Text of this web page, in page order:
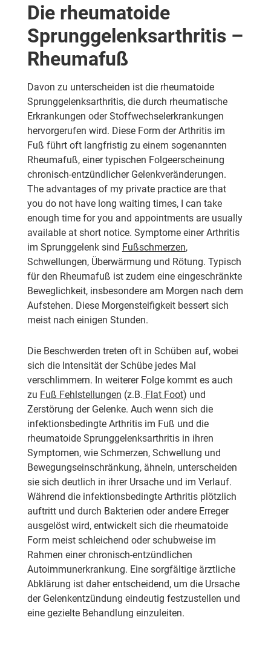
Die rheumatoide
Sprunggelenksarthritis –
Rheumafuß
Davon zu unterscheiden ist die rheumatoide
Sprunggelenksarthritis, die durch rheumatische
Erkrankungen oder Stoffwechselerkrankungen
hervorgerufen wird. Diese Form der Arthritis im
Fuß führt oft langfristig zu einem sogenannten
Rheumafuß, einer typischen Folgeerscheinung
chronisch-entzündlicher Gelenkveränderungen.
The advantagesof my private practice are that
you do nothave long waiting times, I can take
enough timefor you and appointments are usually
available at short notice. Symptomeeiner Arthritis
im Sprunggelenk sind Fußschmerzen,
Schwellungen, Überwärmung und Rötung. Typisch
für den Rheumafuß ist zudem eine eingeschränkte
Beweglichkeit, insbesondere am Morgen nach dem
Aufstehen. Diese Morgensteifigkeit bessert sich
meist nach einigen Stunden.
Die Beschwerden treten oft in Schüben auf, wobei
sich die Intensität der Schübe jedes Mal
verschlimmern. In weiterer Folge kommt es auch
zu Fuß Fehlstellungen (z.B. Flat Foot) und
Zerstörung der Gelenke. Auch wenn sich die
infektionsbedingte Arthritis im Fuß und die
rheumatoide Sprunggelenksarthritis in ihren
Symptomen, wie Schmerzen, Schwellung und
Bewegungseinschränkung, ähneln, unterscheiden
sie sich deutlich in ihrer Ursache und im Verlauf.
Während die infektionsbedingte Arthritis plötzlich
auftritt und durch Bakterien oder andere Erreger
ausgelöst wird, entwickelt sich die rheumatoide
Form meist schleichend oder schubweise im
Rahmen einer chronisch-entzündlichen
Autoimmunerkrankung. Eine sorgfältige ärztliche
Abklärung ist daher entscheidend, um die Ursache
der Gelenkentzündung eindeutig festzustellen und
eine gezielte Behandlung einzuleiten.